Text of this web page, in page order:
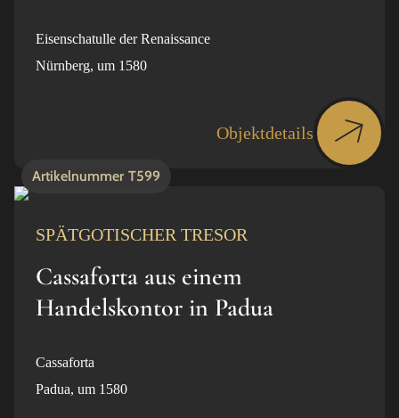
Eisenschatulle der Renaissance
Nürnberg, um 1580
Objektdetails
Artikelnummer T599
SPÄTGOTISCHER TRESOR
Cassaforta aus einem
Handelskontor in Padua
Cassaforta
Padua, um 1580